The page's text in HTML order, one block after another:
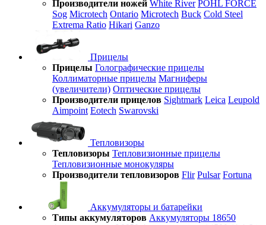
Производители ножей White River POHL FORCE
Sog Microtech Ontario Microtech Buck Cold Steel
Extrema Ratio Hikari Ganzo
Прицелы
Прицелы Голографические прицелы
Коллиматорные прицелы Магниферы
(увеличители) Оптические прицелы
Производители прицелов Sightmark Leica Leupold
Aimpoint Eotech Swarovski
Тепловизоры
Тепловизоры Тепловизионные прицелы
Тепловизионные монокуляры
Производители тепловизоров Flir Pulsar Fortuna
Аккумуляторы и батарейки
Типы аккумуляторов Аккумуляторы 18650